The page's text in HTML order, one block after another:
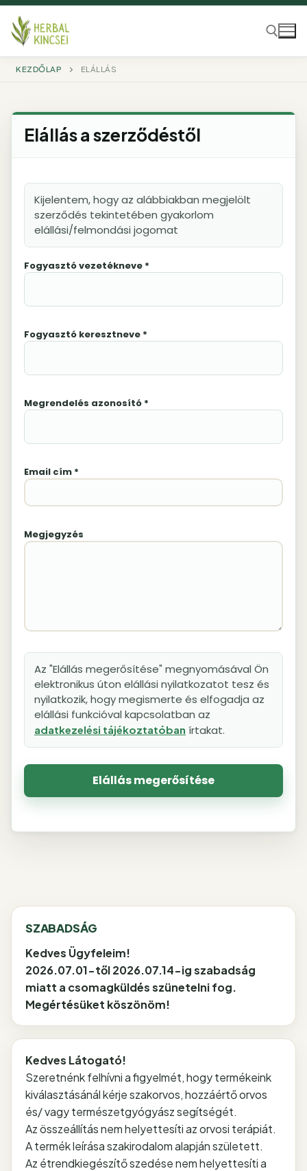
Ugrás
tartalomra
KEZDŐLAP ELÁLLÁS
Elállás a szerződéstől
Kijelentem, hogy az alábbiakban megjelölt
szerződés tekintetében gyakorlom
elállási/felmondási jogomat
Fogyasztó vezetékneve *
Fogyasztó keresztneve *
Megrendelés azonosító *
Email cím *
Megjegyzés
Az "Elállás megerősítése" megnyomásával Ön
elektronikus úton elállási nyilatkozatot tesz és
nyilatkozik, hogy megismerte és elfogadja az
elállási funkcióval kapcsolatban az
adatkezelési tájékoztatóban írtakat.
Elállás megerősítése
SZABADSÁG
Kedves Ügyfeleim!
2026.07.01-től 2026.07.14-ig szabadság
miatt a csomagküldés szünetelni fog.
Megértésüket köszönöm!
Kedves Látogató!
Szeretnénk felhívni a figyelmét, hogy termékeink
kiválasztásánál kérje szakorvos, hozzáértő orvos
és/ vagy természetgyógyász segítségét.
Az összeállítás nem helyettesíti az orvosi terápiát.
A termék leírása szakirodalom alapján született.
Az étrendkiegészítő szedése nem helyettesíti a